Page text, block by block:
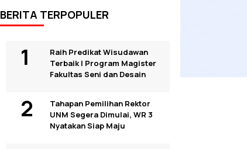
BERITA TERPOPULER
Raih Predikat Wisudawan
Terbaik I Program Magister
Fakultas Seni dan Desain
Tahapan Pemilihan Rektor
UNM Segera Dimulai, WR 3
Nyatakan Siap Maju